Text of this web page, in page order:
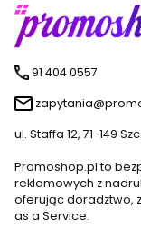
91 404 0557
ul. Staffa 12, 71-149
Promoshop.pl to
reklamowych z
oferując doradztwo,
as a Service.